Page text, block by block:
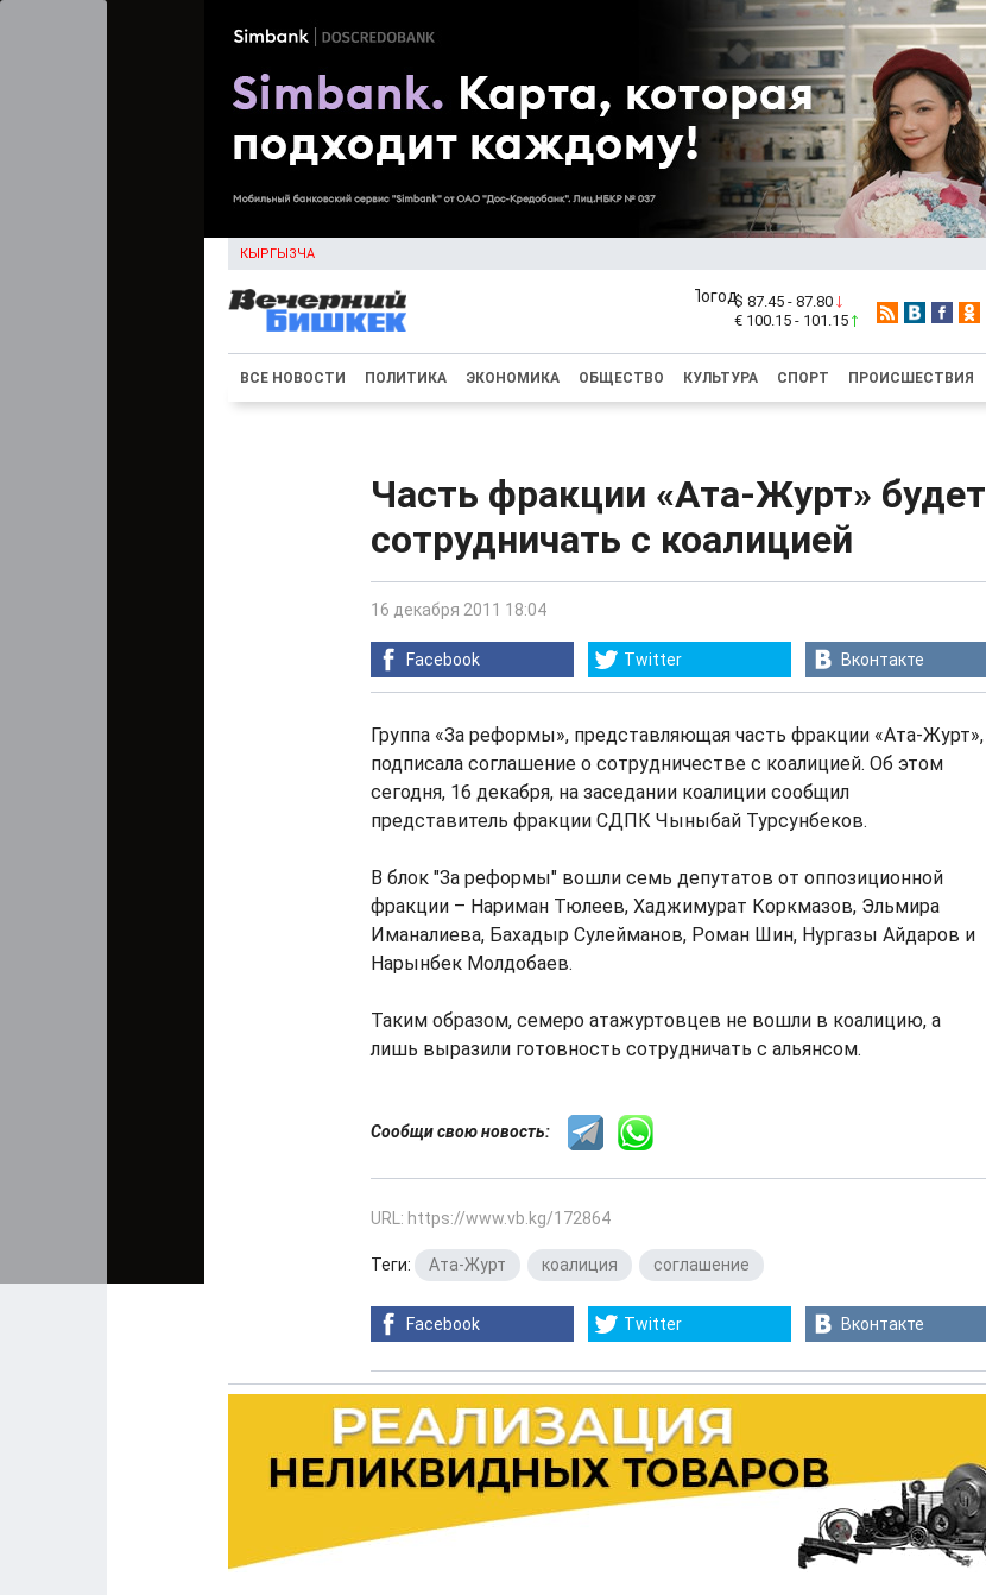
КЫРГЫЗЧА
$ 87.45 - 87.80
€ 100.15 - 101.15
ВСЕ НОВОСТИ ПОЛИТИКА ЭКОНОМИКА ОБЩЕСТВО КУЛЬТУРА СПОРТ ПРОИСШЕСТВИЯ
Часть фракции «Ата-Журт» будет
сотрудничать с коалицией
16 декабря 2011 18:04
Facebook Twitter Вконтакте
Группа «За реформы», представляющая часть фракции «Ата-Журт»,
подписала соглашение о сотрудничестве с коалицией. Об этом
сегодня, 16 декабря, на заседании коалиции сообщил
представитель фракции СДПК Чыныбай Турсунбеков.
В блок "За реформы" вошли семь депутатов от оппозиционной
фракции – Нариман Тюлеев, Хаджимурат Коркмазов, Эльмира
Иманалиева, Бахадыр Сулейманов, Роман Шин, Нургазы Айдаров и
Нарынбек Молдобаев.
Таким образом, семеро атажуртовцев не вошли в коалицию, а
лишь выразили готовность сотрудничать с альянсом.
Сообщи свою новость:
URL: https://www.vb.kg/172864
Теги: Ата-Журт коалиция соглашение
Facebook Twitter Вконтакте